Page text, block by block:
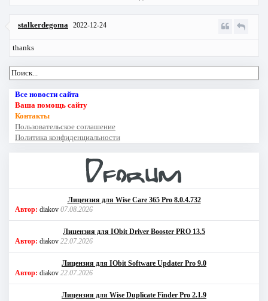
stalkerdegoma 2022-12-24
thanks
Все новости сайта
Ваша помощь сайту
Контакты
Пользовательское соглашение
Политика конфиденциальности
Лицензия для Wise Care 365 Pro 8.0.4.732
Автор: diakov 07.08.2026
Лицензия для IObit Driver Booster PRO 13.5
Автор: diakov 22.07.2026
Лицензия для IObit Software Updater Pro 9.0
Автор: diakov 22.07.2026
Лицензия для Wise Duplicate Finder Pro 2.1.9